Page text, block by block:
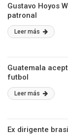
Gustavo Hoyos
patronal
Leer más
Guatemala
futbol
Leer más
Ex dirigente